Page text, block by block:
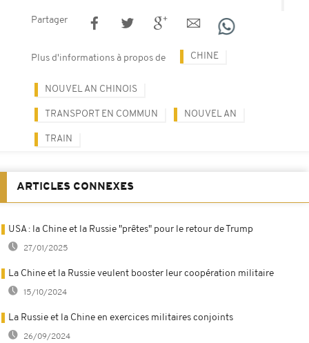
Partager
Plus d'informations à propos de CHINE
NOUVEL AN CHINOIS
TRANSPORT EN COMMUN NOUVEL AN
TRAIN
ARTICLES CONNEXES
USA : la Chine et la Russie "prêtes" pour le retour de Trump
27/01/2025
La Chine et la Russie veulent booster leur coopération militaire
15/10/2024
La Russie et la Chine en exercices militaires conjoints
26/09/2024